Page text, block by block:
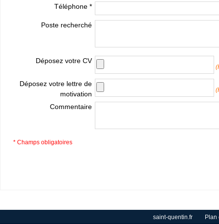
Téléphone *
Poste recherché
Déposez votre CV
Déposez votre lettre de
motivation
Commentaire
* Champs obligatoires
saint-quentin.fr Plan